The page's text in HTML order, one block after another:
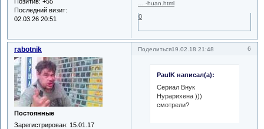
Последний визит:
02.03.26 20:51
… -huan.html
0
Поделиться 6
19.02.18 21:48
rabotnik
Постоянные
Зарегистрирован: 15.01.17
PaulK написал(а):
Сериал Внук
Нурарихена )))
смотрели?